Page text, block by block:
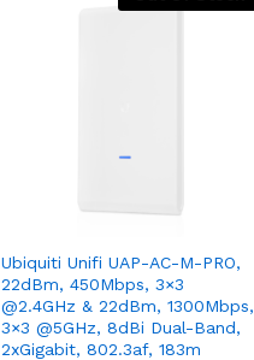
Ubiquiti Unifi UAP-AC-M-PRO,
22dBm, 450Mbps, 3×3
@2.4GHz & 22dBm, 1300Mbps,
3×3 @5GHz, 8dBi Dual-Band,
2xGigabit, 802.3af, 183m